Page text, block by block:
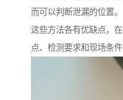
而可以判断泄漏的位置。
这些方法各有优缺点，
点、检测要求和现场条